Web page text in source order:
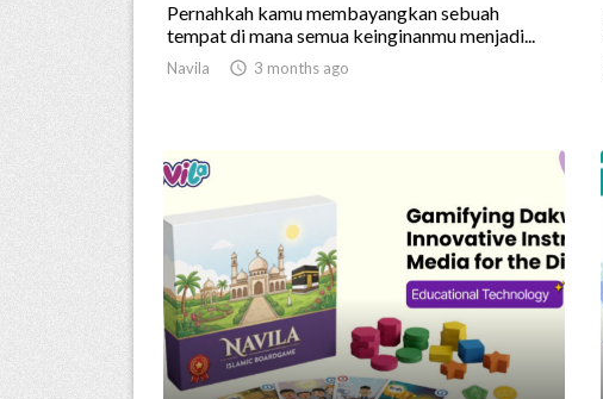
Pernahkah kamu membayangkan sebuah
tempat di mana semua keinginanmu menjadi...
Navila  3 months ago